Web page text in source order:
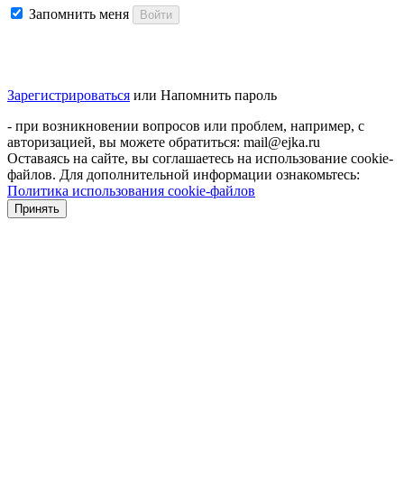
Запомнить меня Войти
Зарегистрироваться или Напомнить пароль
- при возникновении вопросов или проблем, например, с
авторизацией, вы можете обратиться: mail@ejka.ru
Оставаясь на сайте, вы соглашаетесь на использование cookie-
файлов. Для дополнительной информации ознакомьтесь:
Политика использования cookie-файлов
Принять